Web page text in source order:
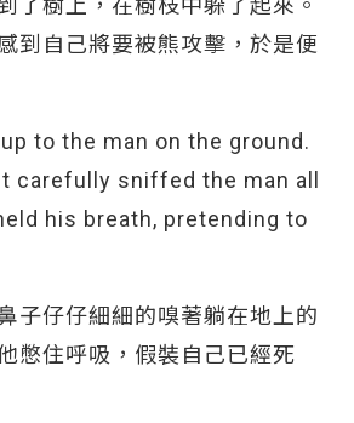
了樹上，在樹枝中躲了起來。
到自己將要被熊攻擊，於是便
to the man on the ground.
carefully sniffed the man all
his breath, pretending to
子仔仔細細的嗅著躺在地上的
憋住呼吸，假裝自己已經死